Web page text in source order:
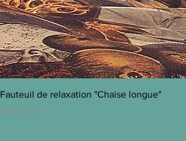
Fauteuil de relaxation "Chaise longue"
Prix
650,00 €